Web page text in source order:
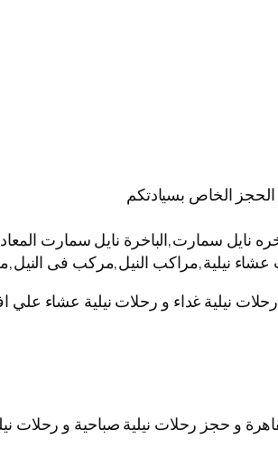
الخاص بسيادتكم
سمارت,الباخرة نايل سمارت
عشاء نيلية,مراكب النيل,مركب فى
نيلية غداء و رحلات نيلية عشاء
و حجز رحلات نيلية صباحية و رحلات